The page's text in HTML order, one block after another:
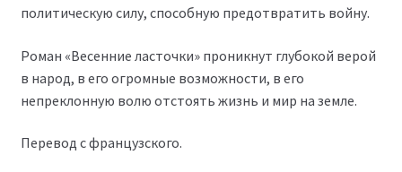
политическую силу, способную предотвратить войну.
Роман «Весенние ласточки» проникнут глубокой верой
в народ, в его огромные возможности, в его
непреклонную волю отстоять жизнь и мир на земле.
Перевод с французского.